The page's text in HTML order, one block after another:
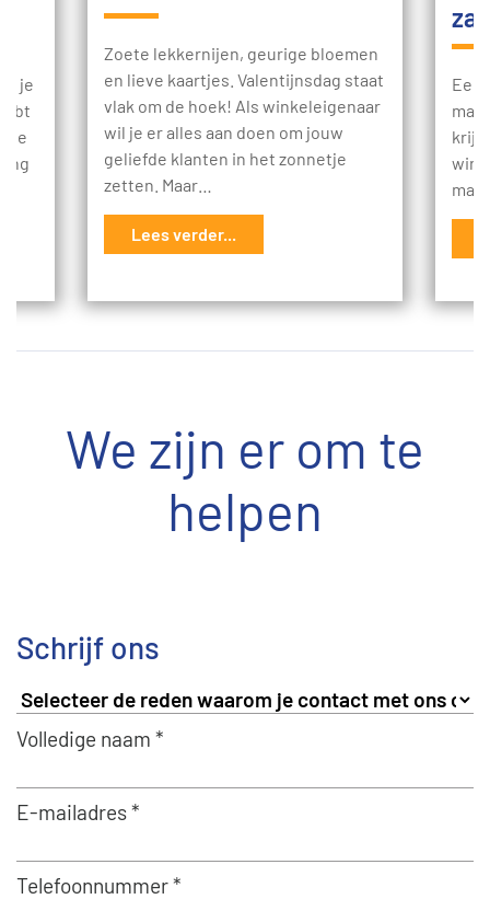
je
te
Zoete lekkernijen, geurige bloemen
en lieve kaartjes. Valentijnsdag staat
vlak om de hoek! Als winkeleigenaar
wil je er alles aan doen om jouw
geliefde klanten in het zonnetje
zetten. Maar…
Lees verder...
Een
We zijn er om te
helpen
Schrijf ons
Volledige naam *
E-mailadres *
Telefoonnummer *